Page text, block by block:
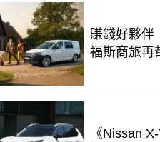
賺錢好夥伴
福斯商旅再
《Nissan